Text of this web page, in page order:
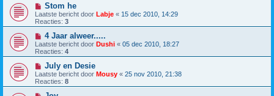
Stom he
Laatste bericht door Labje « 15 dec 2010, 14:29
Reacties: 3
4 Jaar alweer.....
Laatste bericht door Dushi « 05 dec 2010, 18:27
Reacties: 4
July en Desie
Laatste bericht door Mousy « 25 nov 2010, 21:38
Reacties: 8